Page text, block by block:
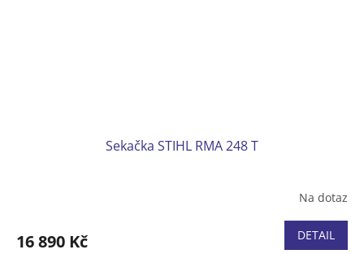
Sekačka STIHL RMA 248 T
Na dotaz
16 890 Kč DETAIL